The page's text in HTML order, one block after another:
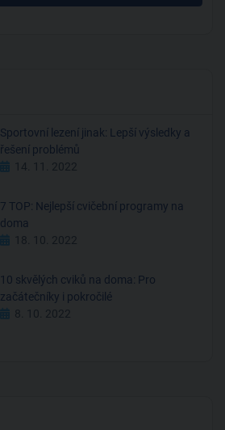
Sportovní lezení jinak: Lepší výsledky a
řešení problémů
14. 11. 2022
7 TOP: Nejlepší cvičební programy na
doma
18. 10. 2022
10 skvělých cviků na doma: Pro
začátečníky i pokročilé
8. 10. 2022